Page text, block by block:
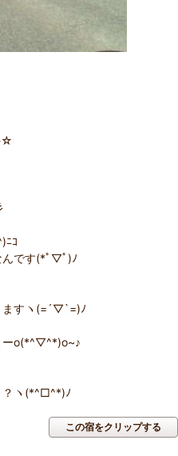
☆
ﾆｺ
んです(*ﾟ▽ﾟ)ﾉ
ますヽ(=´▽`=)ﾉ
ーo(*^▽^*)o~♪
？ヽ(*^□^*)ﾉ
この宿をクリップする